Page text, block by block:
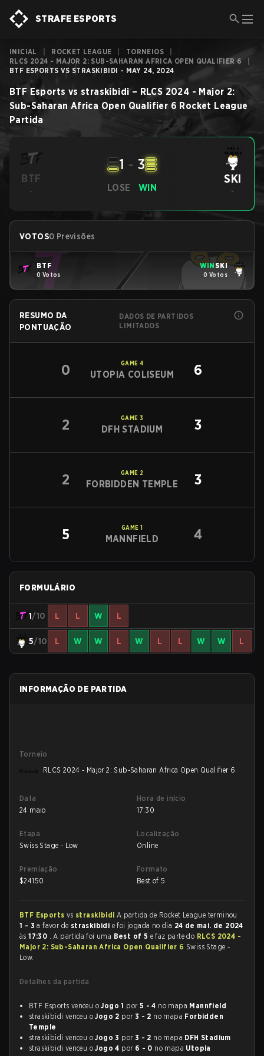
STRAFE ESPORTS
INICIAL ROCKET LEAGUE TORNEIOS
RLCS 2024 - MAJOR 2: SUB-SAHARAN AFRICA OPEN QUALIFIER 6
BTF ESPORTS VS STRASKIBIDI - MAY 24, 2024
BTF Esports vs straskibidi– RLCS 2024 - Major 2:
Sub-Saharan Africa Open Qualifier 6 Rocket League
Partida
BTF
- LOSE
1 - 3
WIN
SKI
-
VOTOS0 Previsões
BTF
0 Votos
WINSKI
0 Votos
RESUMO DA
PONTUAÇÃO
DADOS DE PARTIDOS
LIMITADOS
0 GAME 4
UTOPIA COLISEUM 6
2 GAME 3
DFH STADIUM 3
2 GAME 2
FORBIDDEN TEMPLE 3
5 GAME 1
MANNFIELD 4
FORMULÁRIO
1/10 L L W L
5/10 L W W L W L L W W L
INFORMAÇÃO DE PARTIDA
Torneio
RLCS 2024 - Major 2: Sub-Saharan Africa Open Qualifier 6
Data
24 maio
Hora de início
17:30
Etapa
Swiss Stage - Low
Localização
Online
Premiação
$24150
Formato
Best of 5
BTF Esports vs straskibidi A partida de Rocket League terminou
1 - 3 a favor de straskibidi e foi jogada no dia 24 de mai. de 2024
às17:30 . A partida foi uma Best of 5 e faz parte do RLCS 2024 -
Major 2: Sub-Saharan Africa Open Qualifier 6 Swiss Stage -
Low.
Detalhes da partida
BTF Esports venceu oJogo 1 por 5 - 4 no mapa Mannfield
straskibidi venceu oJogo 2 por 3 - 2 no mapa Forbidden
Temple
straskibidi venceu oJogo 3 por 3 - 2 no mapa DFH Stadium
straskibidi venceu oJogo 4 por 6 - 0 no mapa Utopia